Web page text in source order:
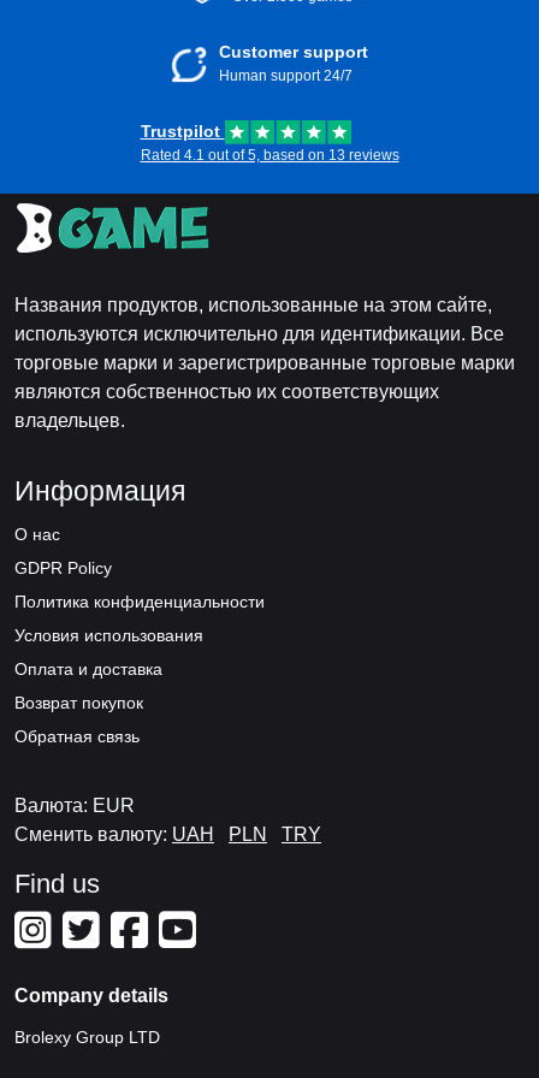
Customer support
Human support 24/7
Trustpilot
Rated 4.1 out of 5, based on 13 reviews
Названия продуктов, использованные на этом сайте,
используются исключительно для идентификации. Все
торговые марки и зарегистрированные торговые марки
являются собственностью их соответствующих
владельцев.
Информация
О нас
GDPR Policy
Политика конфиденциальности
Условия использования
Оплата и доставка
Возврат покупок
Обратная связь
Валюта: EUR
Сменить валюту: UAH PLN TRY
Find us
Company details
Brolexy Group LTD